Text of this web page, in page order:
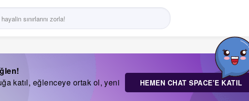
katıl, eğlenceye ortak ol, yeni
HEMEN CHAT SPACE’E KATIL